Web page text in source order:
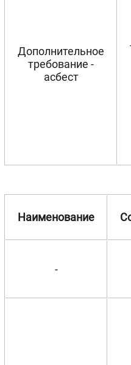
Дополнительное
требование -
асбест
Наименование
-